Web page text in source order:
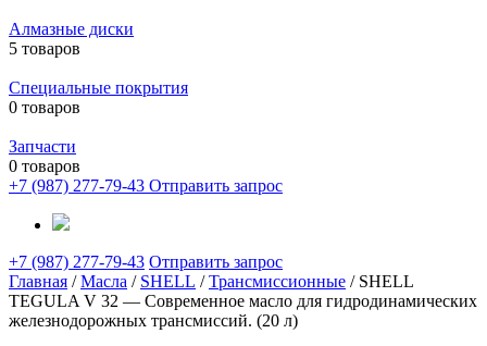
Алмазные диски
5 товаров
Специальные покрытия
0 товаров
Запчасти
0 товаров
+7 (987) 277-79-43 Отправить запрос
+7 (987) 277-79-43 Отправить запрос
Главная /Масла / SHELL /Трансмиссионные / SHELL
TEGULA V 32 — Современное масло для гидродинамических
железнодорожных трансмиссий. (20 л)